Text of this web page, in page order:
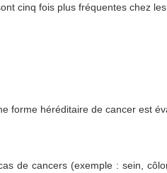
cinq fois plus fréquentes chez
forme héréditaire de cancer est
de cancers (exemple : sein,